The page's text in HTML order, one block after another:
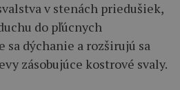
v stenách priedušiek,
do pľúcnych
sa dýchanie a rozširujú sa
zásobujúce kostrové svaly.